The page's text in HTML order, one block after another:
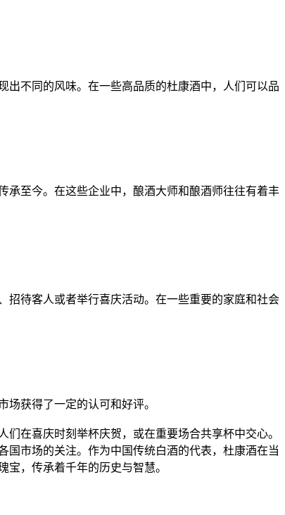
不同的风味。在一些高品质的杜康酒中，人们可以品
至今。在这些企业中，酿酒大师和酿酒师往往有着丰
待客人或者举行喜庆活动。在一些重要的家庭和社会
获得了一定的认可和好评。
在喜庆时刻举杯庆贺，或在重要场合共享杯中交心。
市场的关注。作为中国传统白酒的代表，杜康酒在当
，传承着千年的历史与智慧。